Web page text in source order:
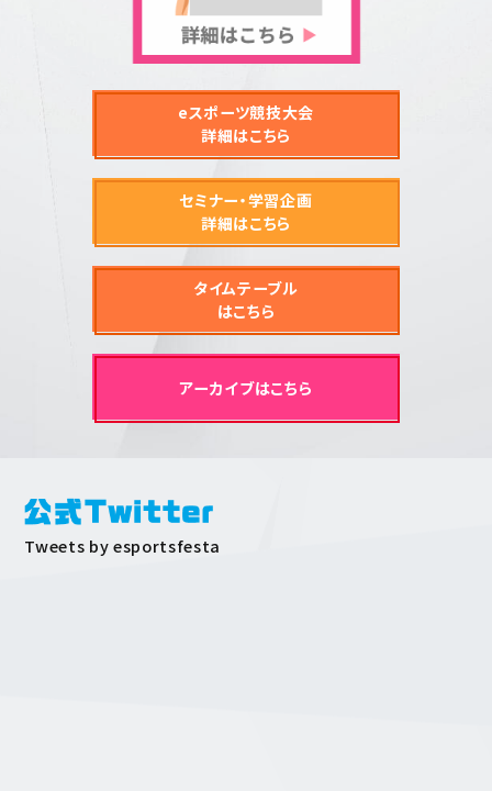
eスポーツ競技大会
詳細はこちら
セミナー・学習企画
詳細はこちら
タイムテーブル
はこちら
アーカイブはこちら
Tweets by esportsfesta